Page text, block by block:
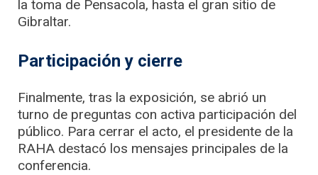
la toma de Pensacola, hasta el gran sitio de
Gibraltar.
Participación y cierre
Finalmente, tras la exposición, se abrió un
turno de preguntas con activa participación del
público. Para cerrar el acto, el presidente de la
RAHA destacó los mensajes principales de la
conferencia.